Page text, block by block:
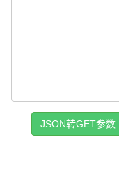
JSON转GET参数